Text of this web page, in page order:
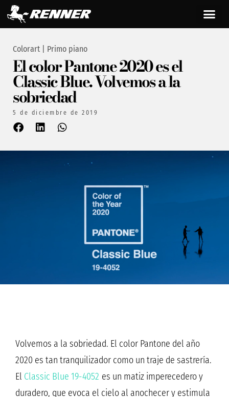
Colorart Primo piano
El color Pantone 2020 es el
Classic Blue. Volvemos a la
sobriedad
5 de diciembre de 2019
Volvemos a la sobriedad. El color Pantone del año
2020 es tan tranquilizador como un traje de sastrería.
El Classic Blue 19-4052 es un matiz imperecedero y
duradero, que evoca el cielo al anochecer y estimula